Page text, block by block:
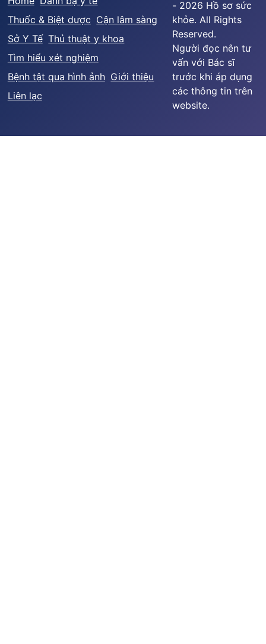
Thuốc & Biệt dược Cận lâm sàng
Sở Y Tế Thủ thuật y khoa
Tìm hiểu xét nghiệm
Bệnh tật qua hình ảnh Giới thiệu
Liên lạc
- 2026 Hồ sơ sức
khỏe. All Rights
Reserved.
Người đọc nên tư
vấn với Bác sĩ
trước khi áp dụng
các thông tin trên
website.